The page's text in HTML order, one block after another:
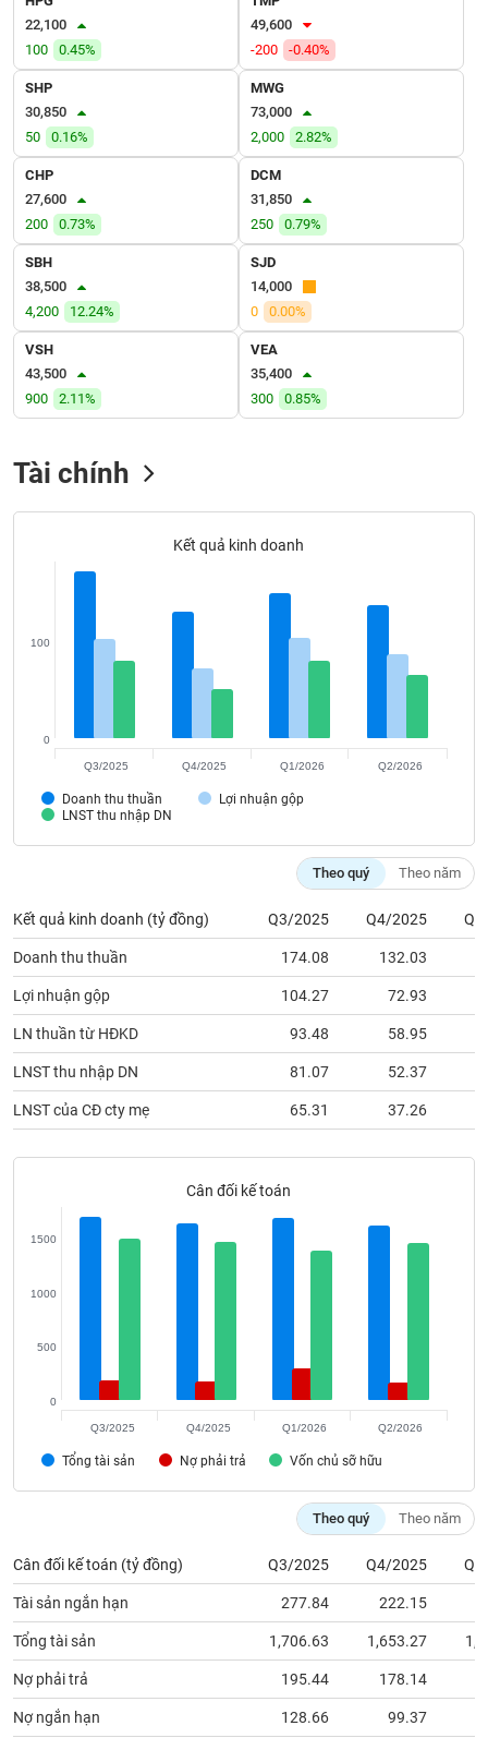
22,100
100
0.45%
49,600
-200
-0.40%
SHP
30,850
50
0.16%
MWG
73,000
2,000
2.82%
CHP
27,600
200
0.73%
DCM
31,850
250
0.79%
SBH
38,500
4,200
12.24%
SJD
14,000
0
0.00%
VSH
43,500
900
2.11%
VEA
35,400
300
0.85%
Tài chính
Kết quả kinh doanh
Doanh thu thuần
Lợi nhuận gộp
LNST thu nhập DN
0
100
Q3/2025 Q4/2025 Q1/2026 Q2/2026
Theo quý Theo năm
Kết quả kinh doanh (tỷ đồng) Q3/2025 Q4/2025
Doanh thu thuần 174.08 132.03
Lợi nhuận gộp 104.27 72.93
LN thuần từ HĐKD 93.48 58.95
LNST thu nhập DN 81.07 52.37
LNST của CĐ cty mẹ 65.31 37.26
Cân đối kế toán
Tổng tài sản Nợ phải trả Vốn chủ sỡ hữu
0
500
1000
1500
Q3/2025 Q4/2025 Q1/2026 Q2/2026
Theo quý Theo năm
Cân đối kế toán (tỷ đồng) Q3/2025 Q4/2025
Tài sản ngắn hạn 277.84 222.15
Tổng tài sản 1,706.63 1,653.27
Nợ phải trả 195.44 178.14
Nợ ngắn hạn 128.66 99.37
VỤ
TRUYỀN
THÔNG
TIỆN
BẤT
ĐỘNG
SẢN
Mã
chứng
Bài
viết
tác
Báo
cáo
phân
tích
(-)
Thuật
ngữ
(-)
Đào
chính
Công
cụ
tư